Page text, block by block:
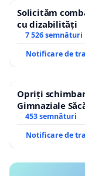
Solicităm
cu dizabilități
7 526 semnături
Notificare de
Opriți
Gimnaziale
453 semnături
Notificare de